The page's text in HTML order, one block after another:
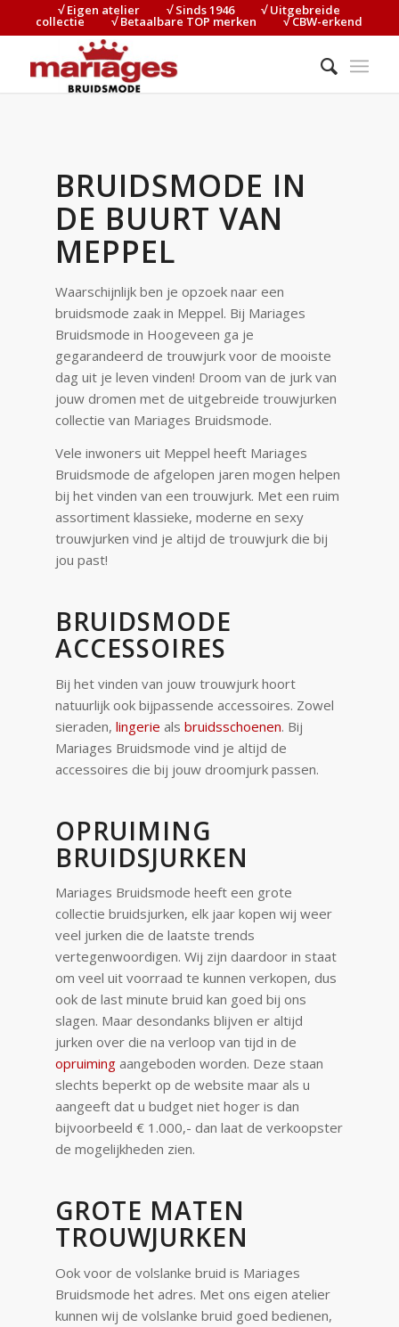
√ Eigen atelier⠀⠀⠀√ Sinds 1946⠀⠀⠀√ Uitgebreide
collectie⠀⠀⠀√ Betaalbare TOP merken⠀⠀⠀√ CBW-erkend
BRUIDSMODE IN
DE BUURT VAN
MEPPEL
Waarschijnlijk ben je opzoek naar een
bruidsmode zaak in Meppel. Bij Mariages
Bruidsmode in Hoogeveen ga je
gegarandeerd de trouwjurk voor de mooiste
dag uit je leven vinden! Droom van de jurk van
jouw dromen met de uitgebreide trouwjurken
collectie van Mariages Bruidsmode.
Vele inwoners uit Meppel heeft Mariages
Bruidsmode de afgelopen jaren mogen helpen
bij het vinden van een trouwjurk. Met een ruim
assortiment klassieke, moderne en sexy
trouwjurken vind je altijd de trouwjurk die bij
jou past!
BRUIDSMODE
ACCESSOIRES
Bij het vinden van jouw trouwjurk hoort
natuurlijk ook bijpassende accessoires. Zowel
sieraden,lingerie alsbruidsschoenen. Bij
Mariages Bruidsmode vind je altijd de
accessoires die bij jouw droomjurk passen.
OPRUIMING
BRUIDSJURKEN
Mariages Bruidsmode heeft een grote
collectie bruidsjurken, elk jaar kopen wij weer
veel jurken die de laatste trends
vertegenwoordigen. Wij zijn daardoor in staat
om veel uit voorraad te kunnen verkopen, dus
ook de last minute bruid kan goed bij ons
slagen. Maar desondanks blijven er altijd
jurken over die na verloop van tijd in de
opruiming aangeboden worden. Deze staan
slechts beperkt op de website maar als u
aangeeft dat u budget niet hoger is dan
bijvoorbeeld € 1.000,- dan laat de verkoopster
de mogelijkheden zien.
GROTE MATEN
TROUWJURKEN
Ook voor de volslanke bruid is Mariages
Bruidsmode het adres. Met ons eigen atelier
kunnen wij de volslanke bruid goed bedienen,